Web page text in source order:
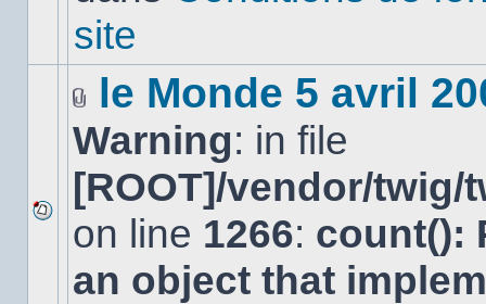
danssite
Aucun
nouveau
message
non-
joint(s)
le Monde 5 avril
Warning: in file
[ROOT]/vendor/
on line 1266: count():
an object that